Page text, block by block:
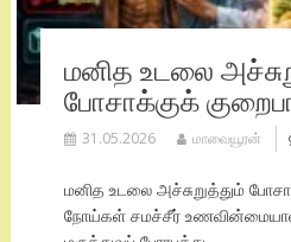
மனித உடலை
போசாக்குக்
31.05.2026 மாவையூரன்
மனித உடலை அச்சுறுத்தும்
நோய்கள் சமச்சீர்